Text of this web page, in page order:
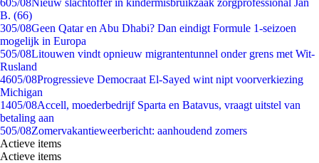
605/08Nieuw slachtoffer in kindermisbruikzaak zorgprofessional Jan
B. (66)
305/08Geen Qatar en Abu Dhabi? Dan eindigt Formule 1-seizoen
mogelijk in Europa
505/08Litouwen vindt opnieuw migrantentunnel onder grens met Wit-
Rusland
4605/08Progressieve Democraat El-Sayed wint nipt voorverkiezing
Michigan
1405/08Accell, moederbedrijf Sparta en Batavus, vraagt uitstel van
betaling aan
505/08Zomervakantieweerbericht: aanhoudend zomers
Actieve items
Actieve items